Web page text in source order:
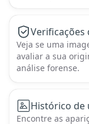
Verificações
Veja se uma
avaliar a sua
análise forense.
Histórico de
Encontre as